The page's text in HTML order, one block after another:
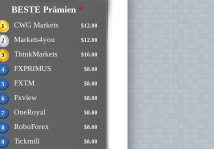
BESTE Prämien *
$12.00
1 CWG Markets
$12.00
2 Markets4you
$10.00
3 ThinkMarkets
$8.00
4 FXPRIMUS
$8.00
5 FXTM
$8.00
6 Fxview
$8.00
7 OneRoyal
$8.00
8 RoboForex
$8.00
9 Tickmill